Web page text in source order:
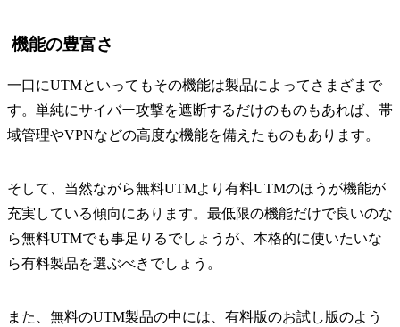
機能の豊富さ
一口にUTMといってもその機能は製品によってさまざまで
す。単純にサイバー攻撃を遮断するだけのものもあれば、帯
域管理やVPNなどの高度な機能を備えたものもあります。
そして、当然ながら無料UTMより有料UTMのほうが機能が
充実している傾向にあります。最低限の機能だけで良いのな
ら無料UTMでも事足りるでしょうが、本格的に使いたいな
ら有料製品を選ぶべきでしょう。
また、無料のUTM製品の中には、有料版のお試し版のよう